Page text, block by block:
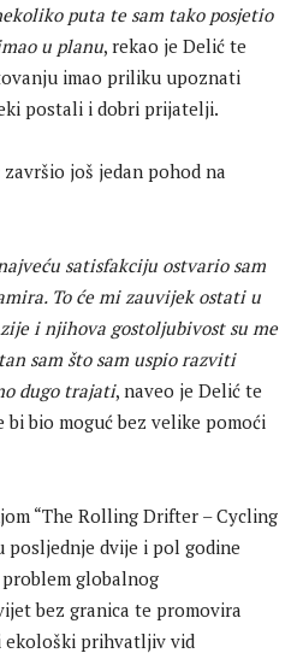
puta te sam tako posjetio
u planu, rekao je Delić te
imao priliku upoznati
postali i dobri prijatelji.
satisfakciju ostvario sam
To će mi zauvijek ostati u
i njihova gostoljubivost su me
sam što sam uspio razviti
dugo trajati, naveo je Delić te
bio moguć bez velike pomoći
“The Rolling Drifter – Cycling
posljednje dvije i pol godine
globalnog
bez granica te promovira
ekološki prihvatljiv vid